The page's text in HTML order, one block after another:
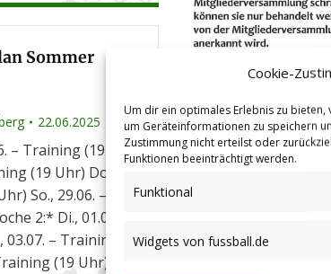
Cookie-
Um dir ein optimales Erlebnis zu
um Geräteinformationen zu speichern
Zustimmung nicht erteilst oder
Funktionen beeinträchtigt werden.
Funktional
Widgets von fussball.de
Sommer
22.06.2025
– Training (19
(19 Uhr) Do.,
So., 29.06. –
2:* Di., 01.07. –
– Training
(19 Uhr)